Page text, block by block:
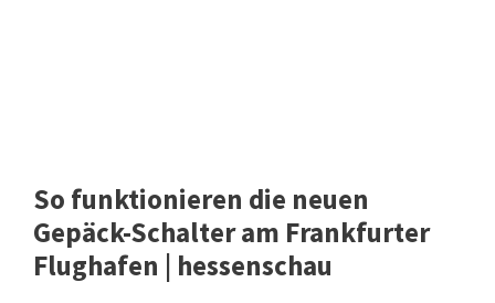
So funktionieren die neuen
Gepäck-Schalter am Frankfurter
Flughafen | hessenschau